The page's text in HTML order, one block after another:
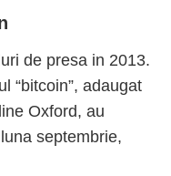
de presa in 2013.
“bitcoin”, adaugat
Oxford, au
septembrie,